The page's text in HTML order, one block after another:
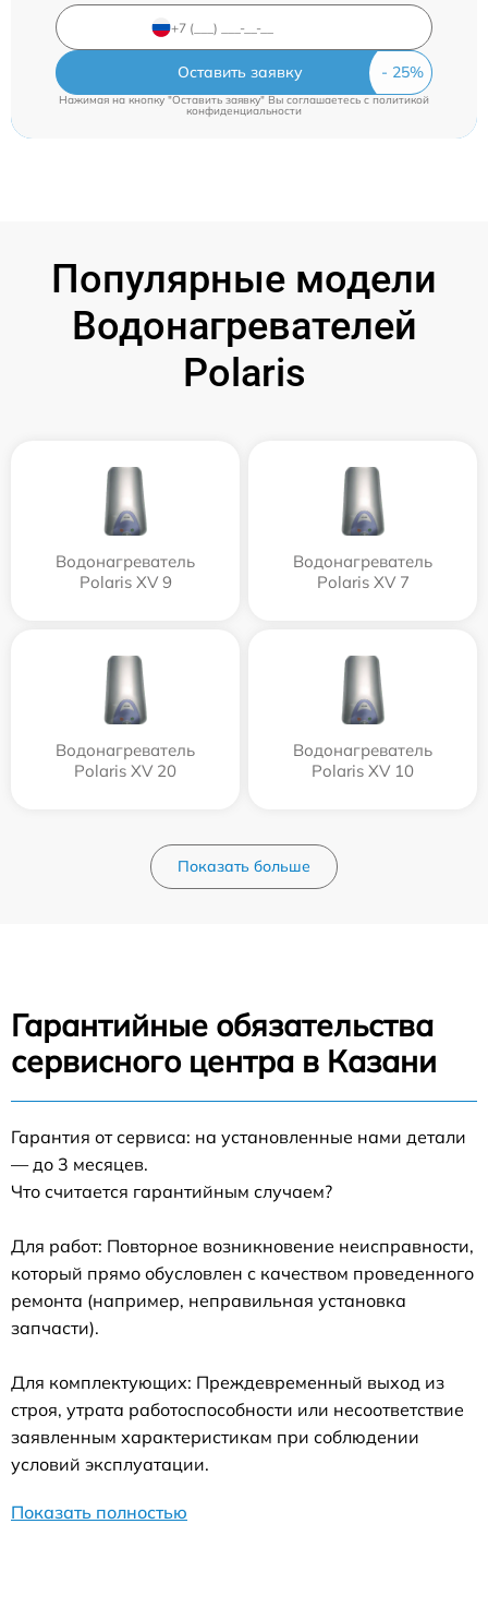
Оставить заявку
Нажимая на кнопку "Оставить заявку" Вы соглашаетесь cполитикой
конфиденциальности
Популярные модели
Водонагревателей
Polaris
Водонагреватель
Polaris XV 9
Водонагреватель
Polaris XV 7
Водонагреватель
Polaris XV 20
Водонагреватель
Polaris XV 10
Показать больше
Гарантийные обязательства
сервисного центра в Казани
Гарантия от сервиса: на установленные нами детали
— до 3 месяцев.
Что считается гарантийным случаем?
Для работ: Повторное возникновение неисправности,
который прямо обусловлен с качеством проведенного
ремонта (например, неправильная установка
запчасти).
Для комплектующих: Преждевременный выход из
строя, утрата работоспособности или несоответствие
заявленным характеристикам при соблюдении
условий эксплуатации.
Показать полностью